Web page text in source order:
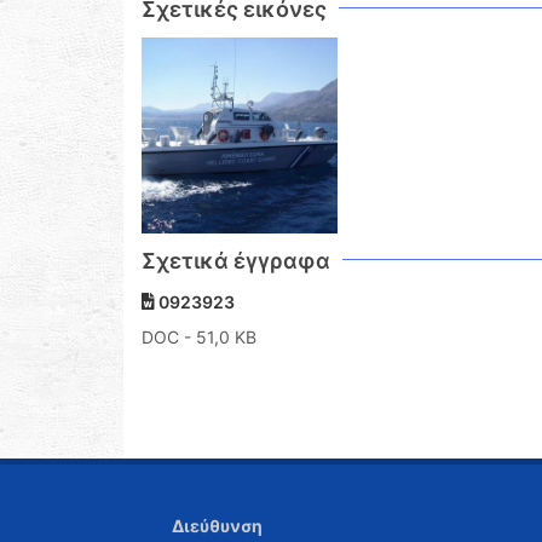
Σχετικές εικόνες
Σχετικά έγγραφα
0923923
DOC - 51,0 KB
Διεύθυνση